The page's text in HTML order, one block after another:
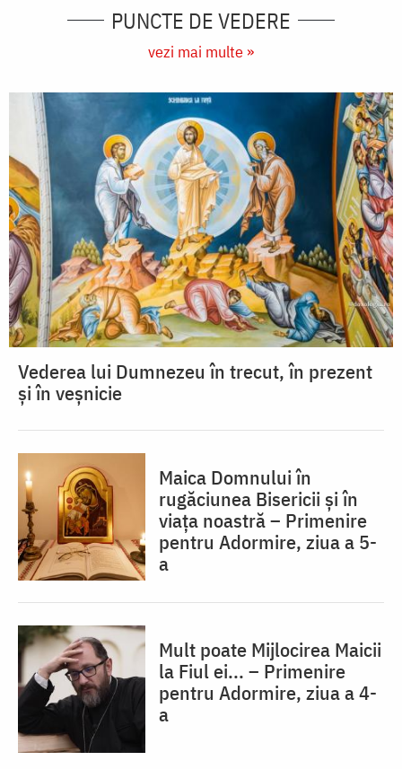
PUNCTE DE VEDERE
vezi mai multe »
Vederea lui Dumnezeu în trecut, în prezent
și în veșnicie
Maica Domnului în
rugăciunea Bisericii și în
viața noastră – Primenire
pentru Adormire, ziua a 5-
a
Mult poate Mijlocirea Maicii
la Fiul ei... – Primenire
pentru Adormire, ziua a 4-
a